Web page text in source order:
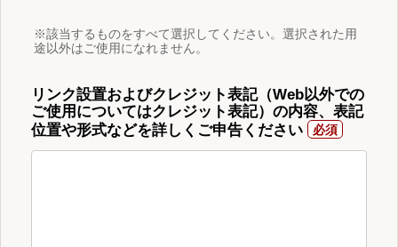
※該当するものをすべて選択してください。選択された用
途以外はご使用になれません。
リンク設置およびクレジット表記（Web以外での
ご使用についてはクレジット表記）の内容、表記
位置や形式などを詳しくご申告ください